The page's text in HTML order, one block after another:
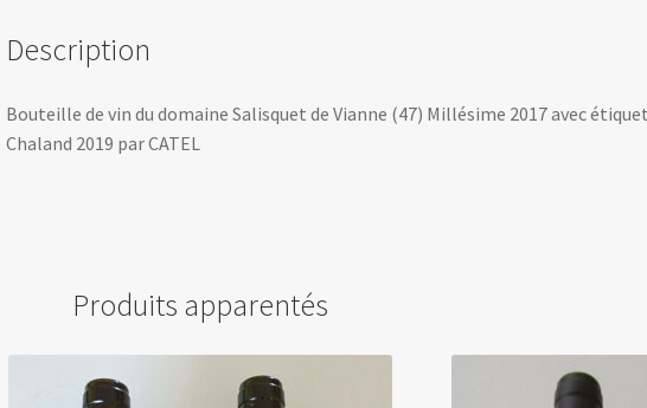
Description
Bouteille de vin du domaine Salisquet de Vianne (47) Millésime 2017 avec
Chaland 2019 par CATEL
Produits apparentés